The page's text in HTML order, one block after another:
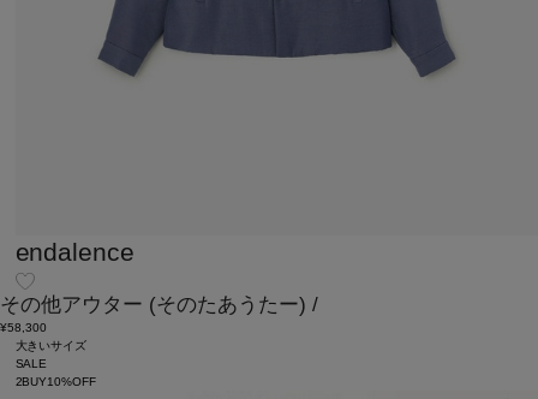
endalence
その他アウター (そのたあうたー) /
¥58,300
大きいサイズ
SALE
2BUY10%OFF